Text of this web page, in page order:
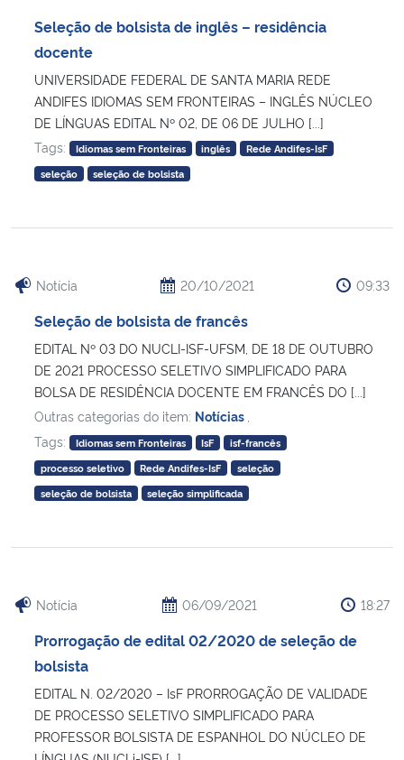
Ministério da Saúde
Ministério de Minas e Energia
Ministério da Ciência, Tecnologia, Inovações e Comunicações
Controladoria-Geral da União
Ministério da Mulher, da Família e dos Direitos Humanos
Secretaria-Geral
Secretaria de Governo
Banco Central do Brasil
Seleção de bolsista de inglês – residência
docente
UNIVERSIDADE FEDERAL DE SANTA MARIA REDE
ANDIFES IDIOMAS SEM FRONTEIRAS – INGLÊS NÚCLEO
DE LÍNGUAS EDITAL Nº 02, DE 06 DE JULHO [...]
Tags:
Idiomas sem Fronteiras inglês
Rede Andifes-IsF
seleção
seleção de bolsista
Notícia 20/10/2021 09:33
Seleção de bolsista de francês
EDITAL Nº 03 DO NUCLI-ISF-UFSM, DE 18 DE OUTUBRO
DE 2021 PROCESSO SELETIVO SIMPLIFICADO PARA
BOLSA DE RESIDÊNCIA DOCENTE EM FRANCÊS DO [...]
Outras categorias do item: Notícias
Tags:
Idiomas sem Fronteiras IsF
isf-francês
processo seletivo
Rede Andifes-IsF
seleção
seleção de bolsista
seleção simplificada
Notícia 06/09/2021 18:27
Prorrogação de edital 02/2020 de seleção de
bolsista
EDITAL N. 02/2020 – IsF PRORROGAÇÃO DE VALIDADE
DE PROCESSO SELETIVO SIMPLIFICADO PARA
PROFESSOR BOLSISTA DE ESPANHOL DO NÚCLEO DE